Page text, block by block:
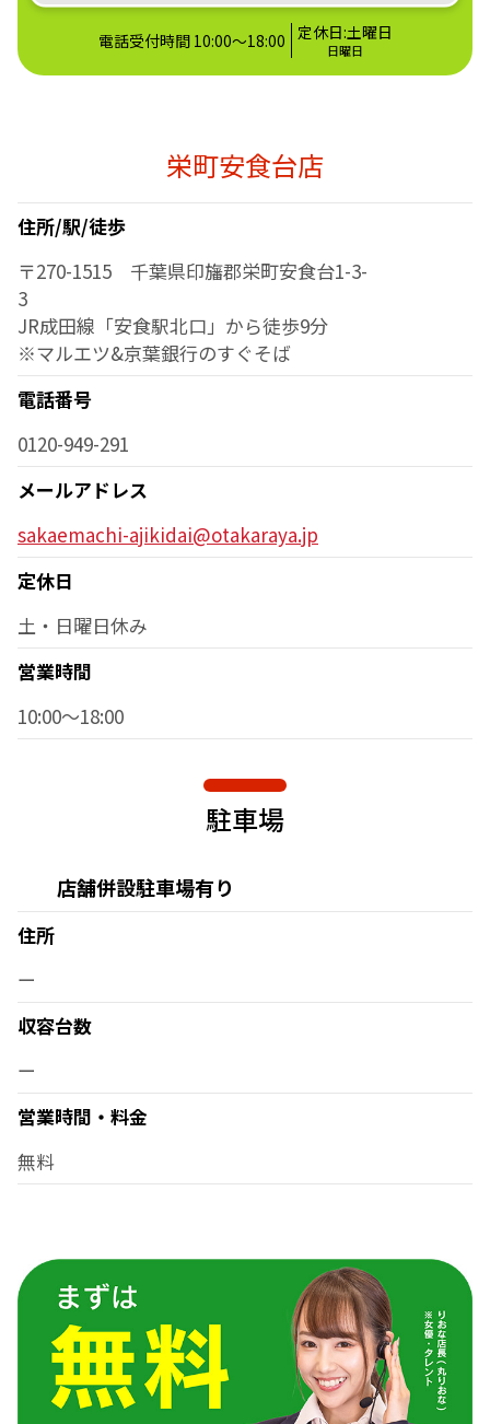
電話受付時間 10:00～18:00 定休日:土曜日
日曜日
栄町安食台店
住所/駅/徒歩
〒270-1515 千葉県印旛郡栄町安食台1-3-
3
JR成田線「安食駅北口」から徒歩9分
※マルエツ&京葉銀行のすぐそば
電話番号
0120-949-291
メールアドレス
sakaemachi-ajikidai@otakaraya.jp
定休日
土・日曜日休み
営業時間
10:00～18:00
駐車場
店舗併設駐車場有り
住所
ー
収容台数
ー
営業時間・料金
無料